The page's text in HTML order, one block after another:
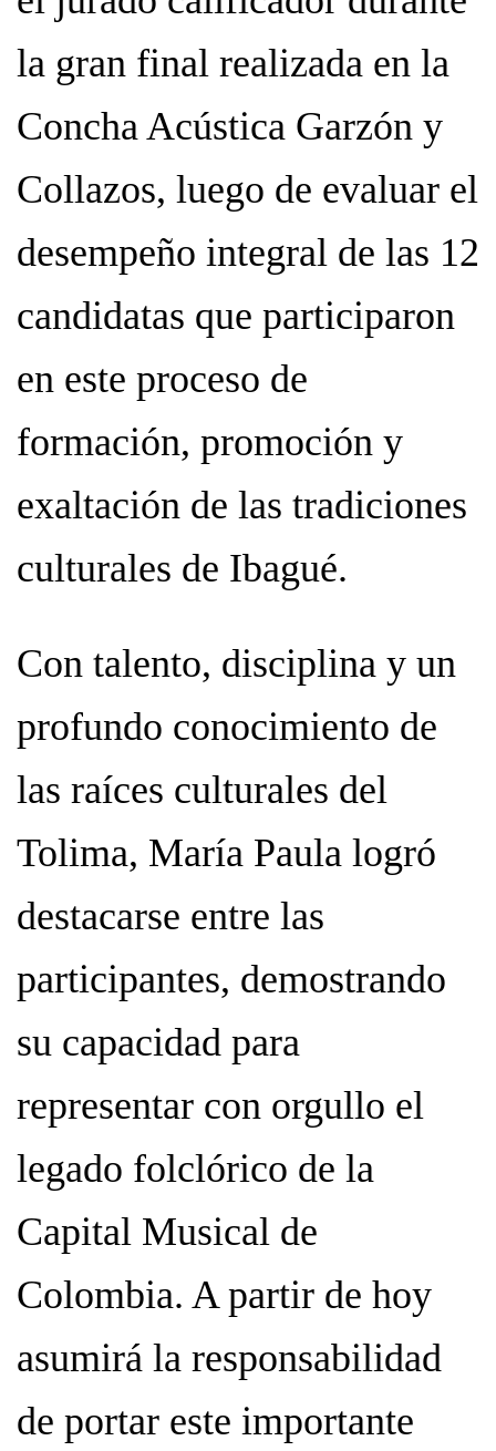
la gran final realizada en la
Concha Acústica Garzón y
Collazos, luego de evaluar el
desempeño integral de las 12
candidatas que participaron
en este proceso de
formación, promoción y
exaltación de las tradiciones
culturales de Ibagué.
Con talento, disciplina y un
profundo conocimiento de
las raíces culturales del
Tolima, María Paula logró
destacarse entre las
participantes, demostrando
su capacidad para
representar con orgullo el
legado folclórico de la
Capital Musical de
Colombia. A partir de hoy
asumirá la responsabilidad
de portar este importante